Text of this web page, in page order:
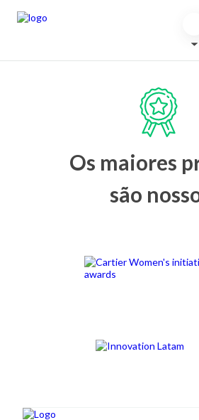
Os maiores
são